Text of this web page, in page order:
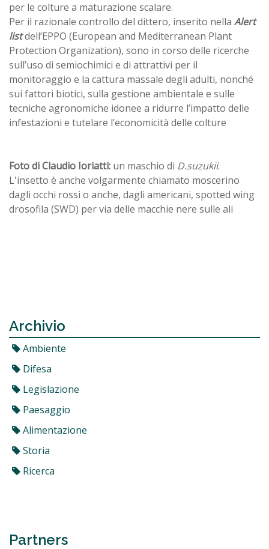
per le colture a maturazione scalare.
Per il razionale controllo del dittero, inserito nella Alert
listdell’EPPO (European and Mediterranean Plant
Protection Organization), sono in corso delle ricerche
sull’uso di semiochimici e di attrattivi per il
monitoraggio e la cattura massale degli adulti, nonché
sui fattori biotici, sulla gestione ambientale e sulle
tecniche agronomiche idonee a ridurre l’impatto delle
infestazioni e tutelare l’economicità delle colture
Foto di Claudio Ioriatti: un maschio di D.suzukii.
L'insetto è anche volgarmente chiamato moscerino
dagli occhi rossi o anche, dagli americani, spotted wing
drosofila (SWD) per via delle macchie nere sulle ali
Archivio
Ambiente
Difesa
Legislazione
Paesaggio
Alimentazione
Storia
Ricerca
Partners